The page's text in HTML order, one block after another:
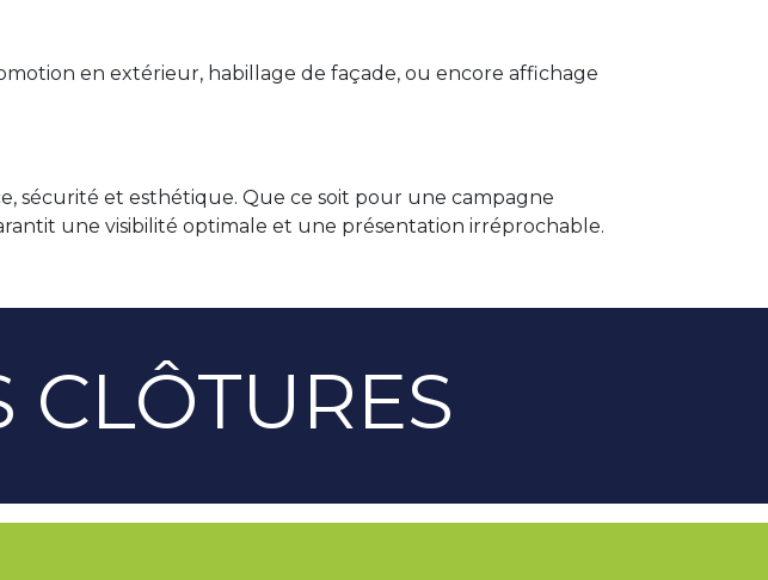
en extérieur, habillage de façade, ou encore affichage
sécurité et esthétique. Que ce soit pour une campagne
une visibilité optimale et une présentation irréprochable.
CLÔTURES